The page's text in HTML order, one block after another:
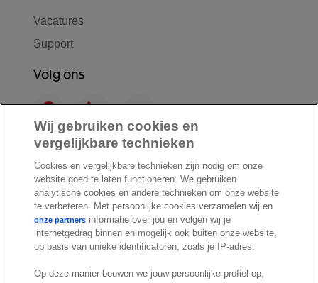
Vacatures
Support
Volg ons
F
a
b
o
k
L
n
k
e
I
n
Y
u
u
e
n
s
t
a
g
r
a
S
p
o
i
f
y
© Exact 2026
Cookie statement
Wij gebruiken cookies en
vergelijkbare technieken
Cookies en vergelijkbare technieken zijn nodig om onze
website goed te laten functioneren. We gebruiken
analytische cookies en andere technieken om onze website
te verbeteren. Met persoonlijke cookies verzamelen wij en
onze partners informatie over jou en volgen wij je
internetgedrag binnen en mogelijk ook buiten onze website,
op basis van unieke identificatoren, zoals je IP-adres.
Op deze manier bouwen we jouw persoonlijke profiel op,